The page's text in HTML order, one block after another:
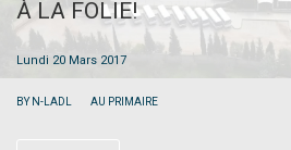
À LA FOLIE!
Lundi 20 Mars 2017
BY N-LADL AU PRIMAIRE